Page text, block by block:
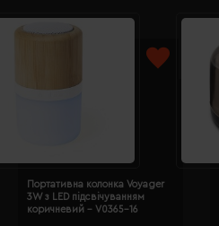
Портативна колонка Voyager
3W з LED підсвічуванням
коричневий - V0365-16